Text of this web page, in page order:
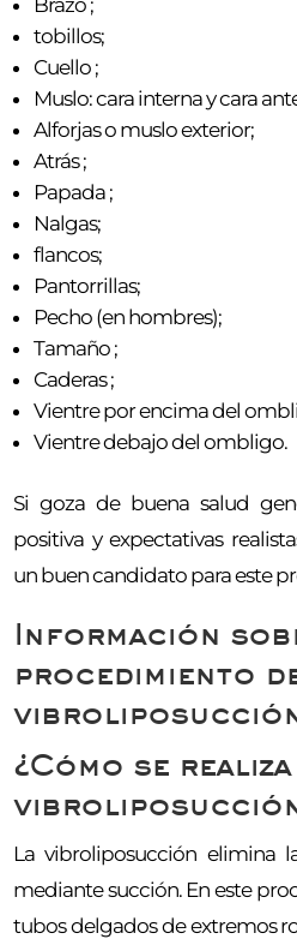
tobillos;
Cuello ;
Muslo: cara interna y cara
Alforjas o muslo exterior;
Atrás ;
Papada ;
Nalgas;
flancos;
Pantorrillas;
Pecho (en hombres);
Tamaño ;
Caderas ;
Vientre por encima del
Vientre debajo del ombligo.
Si goza de buena salud
positiva y expectativas
un buen candidato para este
Información
procedimiento
¿Cómo se
La vibroliposucción elimina
mediante succión. En este
tubos delgados de extremos